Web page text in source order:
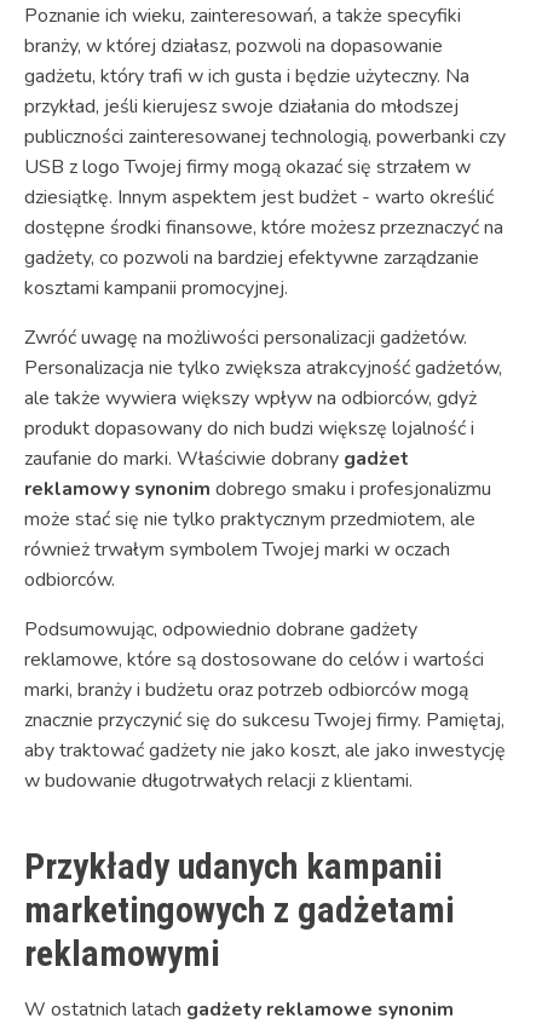
Poznanie ich wieku, zainteresowań, a także specyfiki
branży, w której działasz, pozwoli na dopasowanie
gadżetu, który trafi w ich gusta i będzie użyteczny. Na
przykład, jeśli kierujesz swoje działania do młodszej
publiczności zainteresowanej technologią, powerbanki czy
USB z logo Twojej firmy mogą okazać się strzałem w
dziesiątkę. Innym aspektem jest budżet - warto określić
dostępne środki finansowe, które możesz przeznaczyć na
gadżety, co pozwoli na bardziej efektywne zarządzanie
kosztami kampanii promocyjnej.
Zwróć uwagę na możliwości personalizacji gadżetów.
Personalizacja nie tylko zwiększa atrakcyjność gadżetów,
ale także wywiera większy wpływ na odbiorców, gdyż
produkt dopasowany do nich budzi większę lojalność i
zaufanie do marki. Właściwie dobrany gadżet
reklamowy synonim dobrego smaku i profesjonalizmu
może stać się nie tylko praktycznym przedmiotem, ale
również trwałym symbolem Twojej marki w oczach
odbiorców.
Podsumowując, odpowiednio dobrane gadżety
reklamowe, które są dostosowane do celów i wartości
marki, branży i budżetu oraz potrzeb odbiorców mogą
znacznie przyczynić się do sukcesu Twojej firmy. Pamiętaj,
aby traktować gadżety nie jako koszt, ale jako inwestycję
w budowanie długotrwałych relacji z klientami.
Przykłady udanych kampanii
marketingowych z gadżetami
reklamowymi
W ostatnich latach gadżety reklamowe synonim